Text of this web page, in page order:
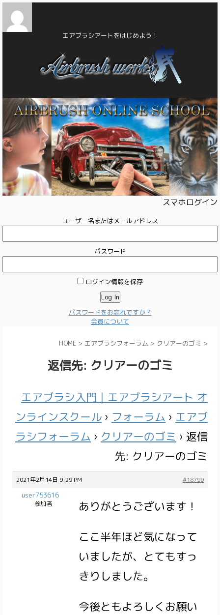
エアブラシアートをはじめよう！
スマホログイン
ユーザー名またはメールアドレス
パスワード
ログイン情報を保存
パスワードをお忘れですか？
会員について
HOME > エアブラシフォーラム > クリアーのゴミ >
返信先: クリアーのゴミ
エアブラシ入門｜エアブラシアート オ
ンラインスクール › フォーラム › エアブ
ラシフォーラム › クリアーのゴミ › 返信
先: クリアーのゴミ
2021年2月14日 9:29 PM #18799
user753616
参加者
ありがとうございます！
ここ半年ほど気になって
いましたが、とてもすっ
きりしました。
今後ともよろしくお願い